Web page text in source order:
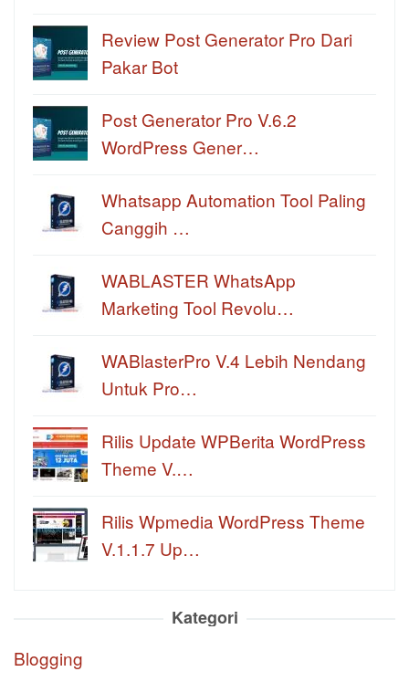
Review Post Generator Pro Dari
Pakar Bot
Post Generator Pro V.6.2
WordPress Gener…
Whatsapp Automation Tool Paling
Canggih …
WABLASTER WhatsApp
Marketing Tool Revolu…
WABlasterPro V.4 Lebih Nendang
Untuk Pro…
Rilis Update WPBerita WordPress
Theme V.…
Rilis Wpmedia WordPress Theme
V.1.1.7 Up…
Kategori
Blogging